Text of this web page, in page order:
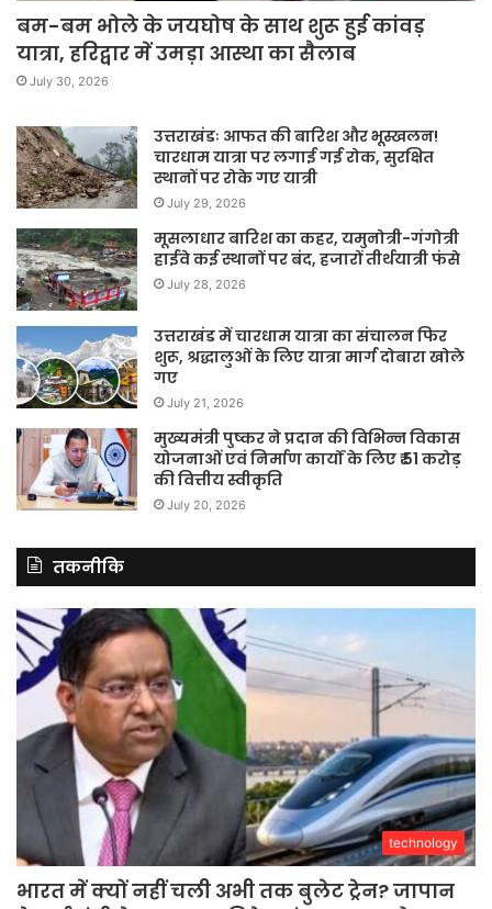
बम-बम भोले के जयघोष के साथ शुरू हुई कांवड़
यात्रा, हरिद्वार में उमड़ा आस्था का सैलाब
July 30, 2026
उत्तराखंडः आफत की बारिश और भूस्खलन!
चारधाम यात्रा पर लगाई गई रोक, सुरक्षित
स्थानों पर रोके गए यात्री
July 29, 2026
मूसलाधार बारिश का कहर, यमुनोत्री-गंगोत्री
हाईवे कई स्थानों पर बंद, हजारों तीर्थयात्री फंसे
July 28, 2026
उत्तराखंड में चारधाम यात्रा का संचालन फिर
शुरू, श्रद्धालुओं के लिए यात्रा मार्ग दोबारा खोले
गए
July 21, 2026
मुख्यमंत्री पुष्कर ने प्रदान की विभिन्न विकास
योजनाओं एवं निर्माण कार्यों के लिए ₹ 51 करोड़
की वित्तीय स्वीकृति
July 20, 2026
तकनीकि
technology
भारत में क्यों नहीं चली अभी तक बुलेट ट्रेन? जापान